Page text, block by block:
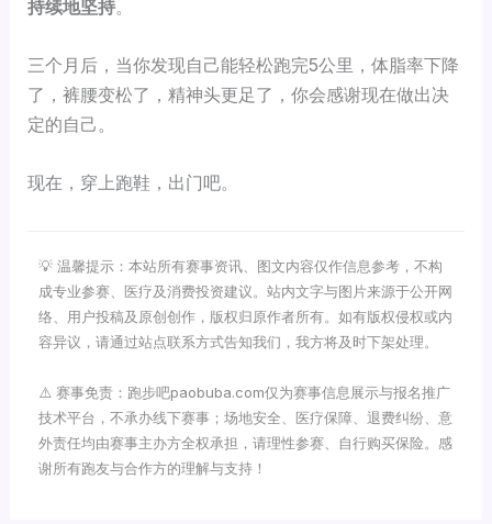
持续地坚持。
三个月后，当你发现自己能轻松跑完5公里，体脂率下降
了，裤腰变松了，精神头更足了，你会感谢现在做出决
定的自己。
现在，穿上跑鞋，出门吧。
💡 温馨提示：本站所有赛事资讯、图文内容仅作信息参考，不构
成专业参赛、医疗及消费投资建议。站内文字与图片来源于公开网
络、用户投稿及原创创作，版权归原作者所有。如有版权侵权或内
容异议，请通过站点联系方式告知我们，我方将及时下架处理。
⚠️ 赛事免责：跑步吧paobuba.com仅为赛事信息展示与报名推广
技术平台，不承办线下赛事；场地安全、医疗保障、退费纠纷、意
外责任均由赛事主办方全权承担，请理性参赛、自行购买保险。感
谢所有跑友与合作方的理解与支持！